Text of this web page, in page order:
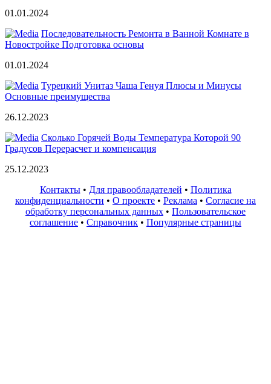
01.01.2024
Последовательность Ремонта в Ванной Комнате в
Новостройке Подготовка основы
01.01.2024
Турецкий Унитаз Чаша Генуя Плюсы и Минусы
Основные преимущества
26.12.2023
Сколько Горячей Воды Температура Которой 90
Градусов Перерасчет и компенсация
25.12.2023
Контакты• Для правообладателей • Политика
конфиденциальности • О проекте • Реклама • Согласие на
обработку персональных данных • Пользовательское
соглашение • Справочник • Популярные страницы